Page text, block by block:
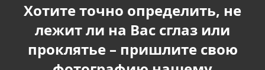
Хотите точно определить, не
лежит ли на Вас сглаз или
проклятье – пришлите свою